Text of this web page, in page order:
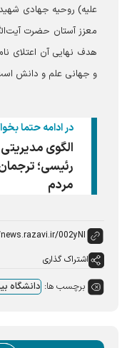
علیه) روحیه جهادی
معزز آستان حضرت
هدف نهایی آن اعتلای
و جهانی علم و دانش
در ادامه حتما
الگوی
رئیسی؛
مردم
اشتراک گذاری
برچسب ها: دانشگاه